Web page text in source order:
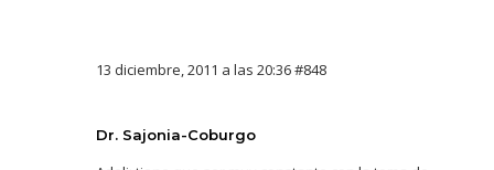
13 diciembre, 2011 a las 20:36#848
Dr. Sajonia-Coburgo